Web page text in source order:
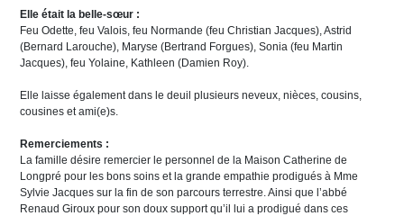
Elle était la belle-sœur :
Feu Odette, feu Valois, feu Normande (feu Christian Jacques), Astrid
(Bernard Larouche), Maryse (Bertrand Forgues), Sonia (feu Martin
Jacques), feu Yolaine, Kathleen (Damien Roy).
Elle laisse également dans le deuil plusieurs neveux, nièces, cousins,
cousines et ami(e)s.
Remerciements :
La famille désire remercier le personnel de la Maison Catherine de
Longpré pour les bons soins et la grande empathie prodigués à Mme
Sylvie Jacques sur la fin de son parcours terrestre. Ainsi que l’abbé
Renaud Giroux pour son doux support qu’il lui a prodigué dans ces